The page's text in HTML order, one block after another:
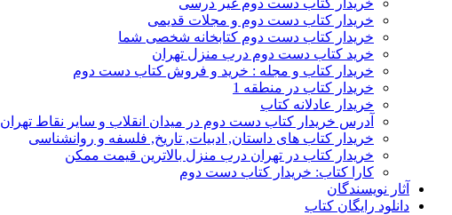
خریدار کتاب دست دوم غیر درسی
خریدار کتاب دست دوم و مجلات قدیمی
خریدار کتاب دست دوم کتابخانه شخصی شما
خرید کتاب دست دوم درب منزل تهران
خریدار کتاب و مجله : خرید و فروش کتاب دست دوم
خریدار کتاب در منطقه 1
خریدار عادلانه کتاب
آدرس خریدار کتاب دست دوم در میدان انقلاب و سایر نقاط تهران
خریدار کتاب های داستان, ادبیات, تاریخ, فلسفه و روانشناسی
خریدار کتاب در تهران درب منزل بالاترین قیمت ممکن
کارا کتاب: خریدار کتاب دست دوم
آثار نویسندگان
دانلود رایگان کتاب